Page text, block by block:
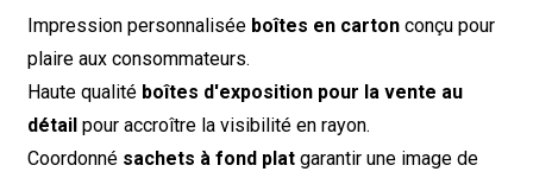
Impression personnalisée boîtes en cartonconçu pour
plaire aux consommateurs.
Haute qualité boîtes d'exposition pour la vente au
détailpour accroître la visibilité en rayon.
Coordonné sachets à fond platgarantir une image de